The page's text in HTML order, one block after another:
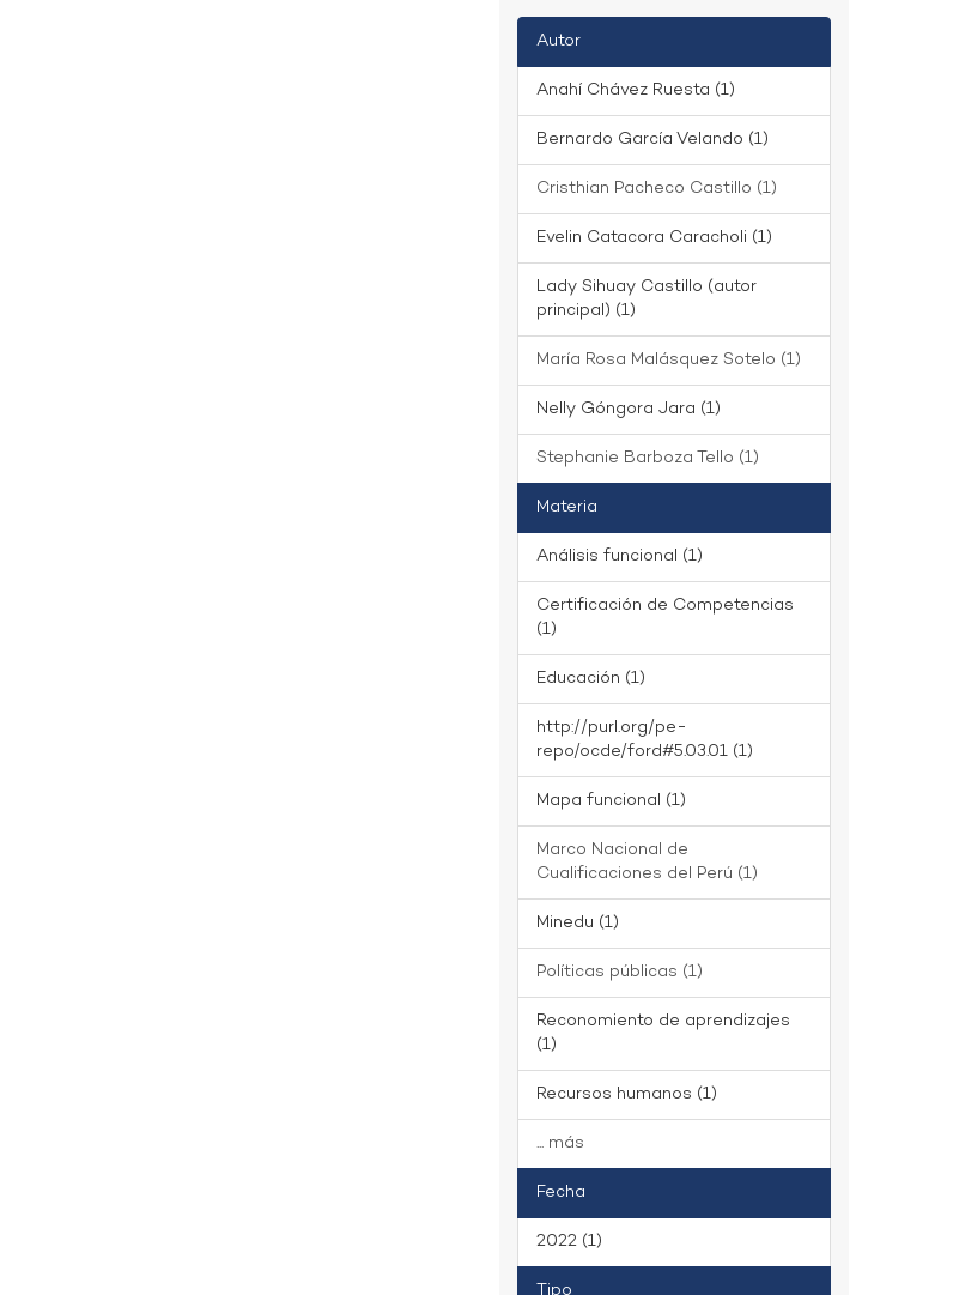
Autor
Anahí Chávez Ruesta (1)
Bernardo García Velando (1)
Cristhian Pacheco Castillo (1)
Evelin Catacora Caracholi (1)
Lady Sihuay Castillo (autor
principal) (1)
María Rosa Malásquez Sotelo (1)
Nelly Góngora Jara (1)
Stephanie Barboza Tello (1)
Materia
Análisis funcional (1)
Certificación de Competencias
(1)
Educación (1)
http://purl.org/pe-
repo/ocde/ford#5.03.01 (1)
Mapa funcional (1)
Marco Nacional de
Cualificaciones del Perú (1)
Minedu (1)
Políticas públicas (1)
Reconomiento de aprendizajes
(1)
Recursos humanos (1)
... más
Fecha
2022 (1)